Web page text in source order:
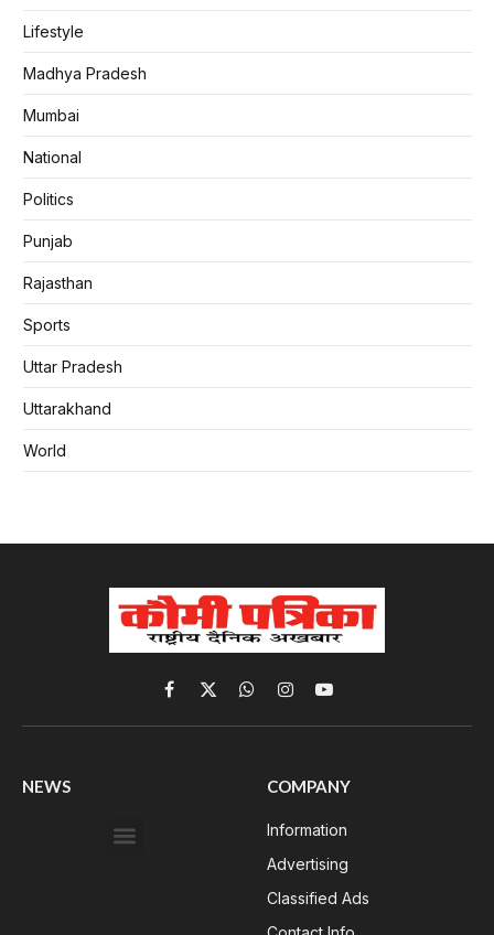
Lifestyle
Madhya Pradesh
Mumbai
National
Politics
Punjab
Rajasthan
Sports
Uttar Pradesh
Uttarakhand
World
Facebook
X
(Twitter)
WhatsApp
InstagramYouTube
NEWS COMPANY
Information
Advertising
Classified Ads